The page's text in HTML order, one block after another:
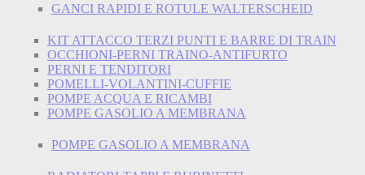
GANCI RAPIDI E ROTULE WALTERSCHEID
KIT ATTACCO TERZI PUNTI E BARRE DI TRAIN
OCCHIONI-PERNI TRAINO-ANTIFURTO
PERNI E TENDITORI
POMELLI-VOLANTINI-CUFFIE
POMPE ACQUA E RICAMBI
POMPE GASOLIO A MEMBRANA
POMPE GASOLIO A MEMBRANA